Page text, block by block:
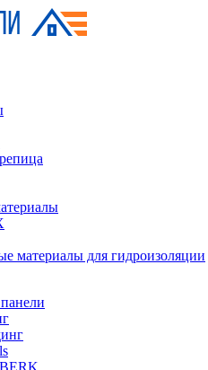
материалы для гидроизоляции